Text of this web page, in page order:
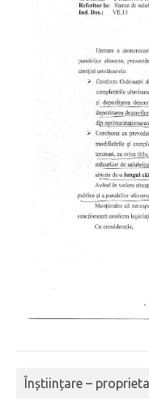
Înștiințare –